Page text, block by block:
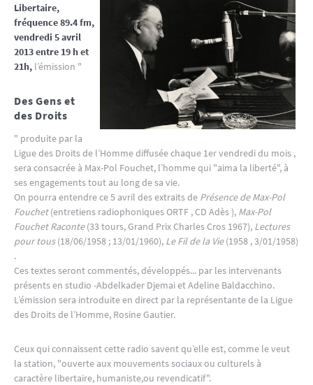
Libertaire,
fréquence 89.4 fm,
vendredi 5 avril
2013 entre 19 h et
21h, l’émission "
Des Gens et
des Droits
" produite par la
Ligue des Droits de l’Homme diffusée chaque 1er vendredi du mois ,
sera consacrée à Max-Pol Fouchet, l’homme qui "aima la liberté", à
ses engagements tout au long de sa vie.
On pourra entendre ce 5 avril des extraits de Présence de Max-Pol
Fouchet(entretiens radiophoniques ORTF , CD Adès ), Max-Pol
Fouchet Raconte(33 tours, Grand Prix Charles Cros 1967), Lectures
pour tous(18/06/1958 ; 13/01/1960), Le Fil de la Vie(1958 , 3/01/1958)
.
Ces textes seront commentés, développés... par les intervenants
présents en studio -Abdelkader Djemai et Adeline Baldacchino.
L’émission sera introduite en direct par la représentante de la Ligue
des Droits de l’Homme, Rosine Gautier.
Ceux qui connaissent cette radio savent qu’elle est, comme le veut
la station, "ouverte aux mouvements sociaux ou culturels à
caractère libertaire, humaniste,ou revendicatif".